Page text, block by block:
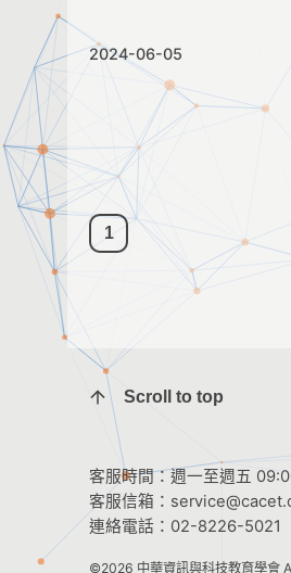
2024-06-05
1
Scroll to top
客服時間：週一至週五
客服信箱：
連絡電話： 02-8226-5021
©2026 中華資訊與科技教育學會